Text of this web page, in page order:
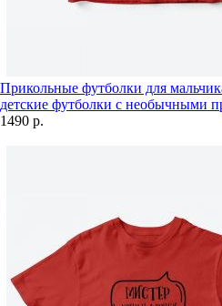
Прикольные футболки для
детские футболки с необычными
1490 р.